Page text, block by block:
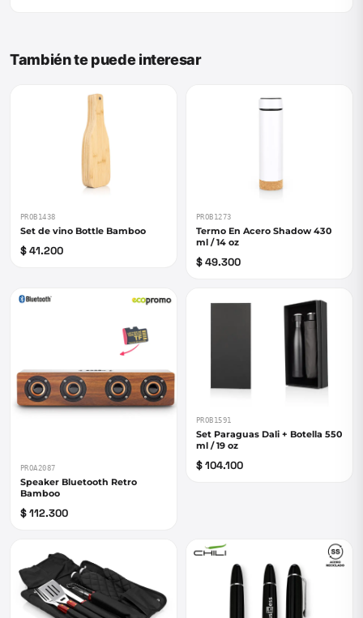
También te puede interesar
PROB1438
Set de vino Bottle Bamboo
$ 41.200
PROB1273
Termo En Acero Shadow 430
ml / 14 oz
$ 49.300
PROA2087
Speaker Bluetooth Retro
Bamboo
$ 112.300
PROB1591
Set Paraguas Dali + Botella 550
ml / 19 oz
$ 104.100